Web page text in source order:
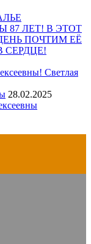
87 ЛЕТ! В ЭТОТ
ПОЧТИМ ЕЁ
СЕРДЦЕ!
Светлая
28.02.2025